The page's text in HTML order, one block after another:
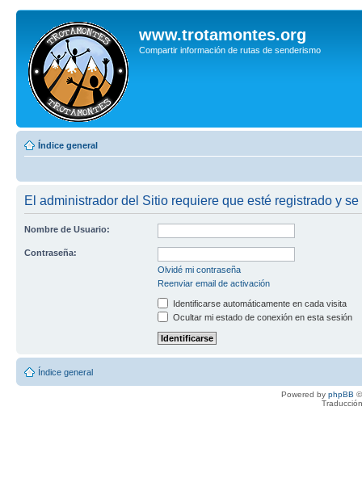
www.trotamontes.org
Compartir información de rutas de senderismo
Índice general
El administrador del Sitio requiere que esté registrado y
Nombre de Usuario:
Contraseña:
Olvidé mi contraseña
Reenviar email de activación
Identificarse automáticamente en cada visita
Ocultar mi estado de conexión en esta sesión
Índice general
Powered by phpBB